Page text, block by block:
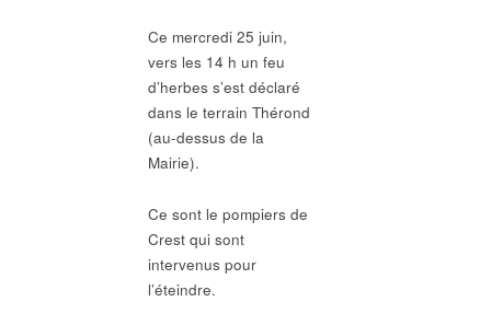
Ce mercredi 25 juin,
vers les 14 h un feu
d’herbes s’est déclaré
dans le terrain Thérond
(au-dessus de la
Mairie).
Ce sont le pompiers de
Crest qui sont
intervenus pour
l’éteindre.